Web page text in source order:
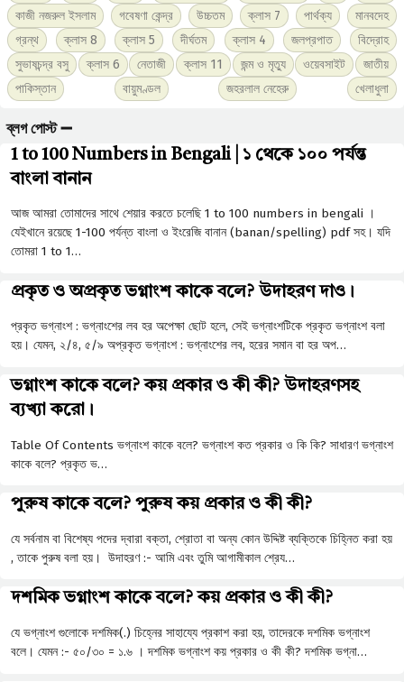
কাজী নজরুল ইসলাম
গবেষণা কেন্দ্র উচ্চতম ক্লাস 7 পার্থক্য
মানবদেহ
গ্রন্থ
ক্লাস 8 ক্লাস 5 দীর্ঘতম ক্লাস 4 জলপ্রপাত
বিদ্রোহ
সুভাষচন্দ্র বসু
ক্লাস 6 নেতাজী ক্লাস 11 জন্ম ও মৃত্যু ওয়েবসাইট
জাতীয়
পাকিস্তান
বায়ুমণ্ডল জহরলাল নেহেরু খেলাধুলা
ব্লগ পোস্ট ➖
1 to 100 Numbers in Bengali | ১ থেকে ১০০ পর্যন্ত
বাংলা বানান
আজ আমরা তোমাদের সাথে শেয়ার করতে চলেছি 1 to 100 numbers in bengali ।
যেইখানে রয়েছে 1-100 পর্যন্ত বাংলা ও ইংরেজি বানান (banan/spelling) pdf সহ। যদি
তোমরা 1 to 1…
প্রকৃত ও অপ্রকৃত ভগ্নাংশ কাকে বলে? উদাহরণ দাও।
প্রকৃত ভগ্নাংশ : ভগ্নাংশের লব হর অপেক্ষা ছােট হলে, সেই ভগ্নাংশটিকে প্রকৃত ভগ্নাংশ বলা
হয়। যেমন, ২/৪, ৫/৯ অপ্রকৃত ভগ্নাংশ : ভগ্নাংশের লব, হরের সমান বা হর অপ…
ভগ্নাংশ কাকে বলে? কয় প্রকার ও কী কী? উদাহরণসহ
ব্যখ্যা করো।
Table Of Contents ভগ্নাংশ কাকে বলে? ভগ্নাংশ কত প্রকার ও কি কি? সাধারণ ভগ্নাংশ
কাকে বলে? প্রকৃত ভ…
পুরুষ কাকে বলে? পুরুষ কয় প্রকার ও কী কী?
যে সর্বনাম বা বিশেষ্য পদের দ্বারা বক্তা, শ্রোতা বা অন্য কোন উদ্দিষ্ট ব্যক্তিকে চিহ্নিত করা হয়
, তাকে পুরুষ বলা হয়। উদাহরণ :- আমি এবং তুমি আগামীকাল শ্রেয…
দশমিক ভগ্নাংশ কাকে বলে? কয় প্রকার ও কী কী?
যে ভগ্নাংশ গুলোকে দশমিক(.) চিহ্নের সাহায্যে প্রকাশ করা হয়, তাদেরকে দশমিক ভগ্নাংশ
বলে। যেমন :- ৫০/৩০ = ১.৬ । দশমিক ভগ্নাংশ কয় প্রকার ও কী কী? দশমিক ভগ্না…